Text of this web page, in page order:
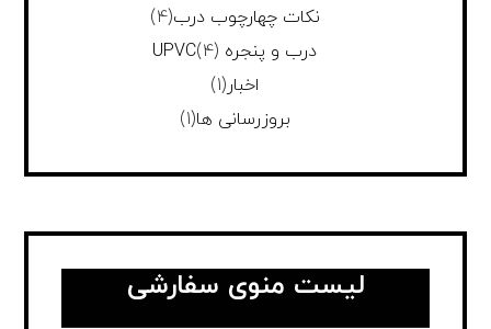
نکات چهارچوب درب(4)
درب و پنجره UPVC (4)
اخبار(1)
بروزرسانی ها(1)
لیست منوی سفارشی